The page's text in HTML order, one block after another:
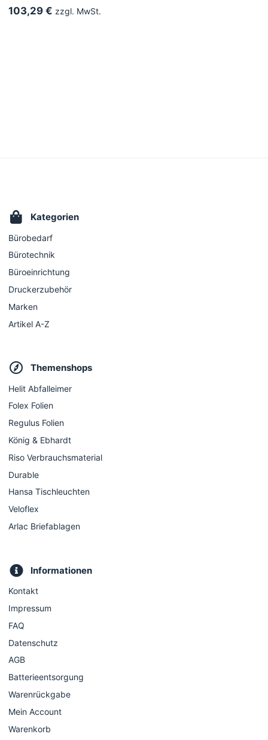
103,29 € zzgl. MwSt.
Kategorien
Bürobedarf
Bürotechnik
Büroeinrichtung
Druckerzubehör
Marken
Artikel A-Z
Themenshops
Helit Abfalleimer
Folex Folien
Regulus Folien
König & Ebhardt
Riso Verbrauchsmaterial
Durable
Hansa Tischleuchten
Veloflex
Arlac Briefablagen
Informationen
Kontakt
Impressum
FAQ
Datenschutz
AGB
Batterieentsorgung
Warenrückgabe
Mein Account
Warenkorb